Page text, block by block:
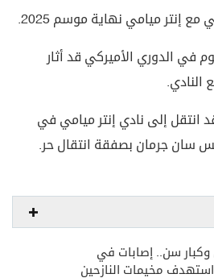
إنتر ميامي نهاية موسم 2025.
في الدوري الأميركي قد أثار
انتقل إلى نادي إنتر ميامي في
وكبار سن.. إصابات في
مخيمات النازحين